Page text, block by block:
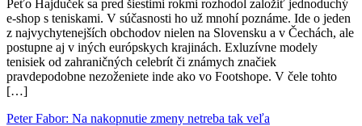
Peťo Hajduček sa pred šiestimi rokmi rozhodol založiť jednoduchý
e-shop s teniskami. V súčasnosti ho už mnohí poznáme. Ide o jeden
z najvychytenejších obchodov nielen na Slovensku a v Čechách, ale
postupne aj v iných európskych krajinách. Exluzívne modely
tenisiek od zahraničných celebrít či známych značiek
pravdepodobne nezoženiete inde ako vo Footshope. V čele tohto
[…]
Peter Fabor: Na nakopnutie zmeny netreba tak veľa